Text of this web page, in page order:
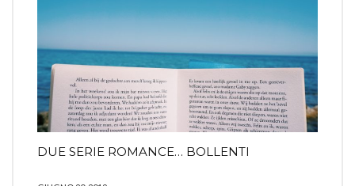
DUE SERIE ROMANCE… BOLLENTI